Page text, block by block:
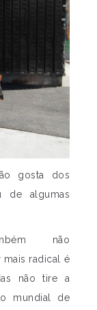
gosta dos
de algumas
não
radical é
não tire a
mundial de